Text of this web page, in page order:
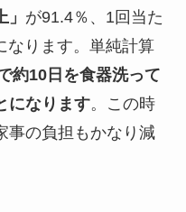
が91.4％、1回当た
なります。単純計算
約10日を食器洗って
になります。この時
事の負担もかなり減